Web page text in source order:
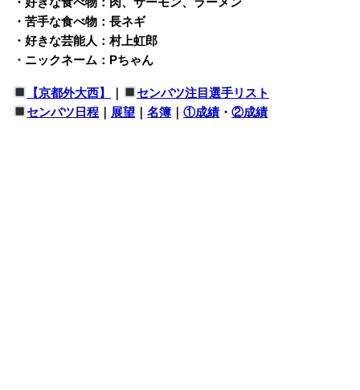
・苦手な食べ物：長ネギ
・好きな芸能人：村上虹郎
・ニックネーム：Pちゃん
【京都外大西】 ｜
センバツ注目選手リスト
センバツ日程 ｜ 展望 ｜名簿 ｜①成績 ・②成績